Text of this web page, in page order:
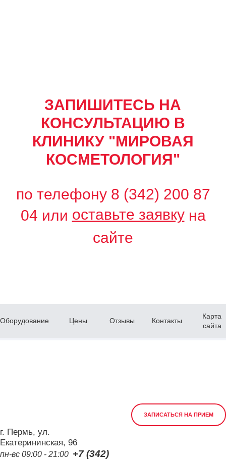
ЗАПИШИТЕСЬ НА
КОНСУЛЬТАЦИЮ В
КЛИНИКУ "МИРОВАЯ
КОСМЕТОЛОГИЯ"
по телефону 8 (342) 200 87
04 или оставьте заявкуна
сайте
Оборудование Цены Отзывы Контакты
Карта
сайта
г. Пермь, ул.
Екатерининская, 96
пн-вс 09:00 - 21:00 +7 (342)
ЗАПИСАТЬСЯ НА ПРИЕМ